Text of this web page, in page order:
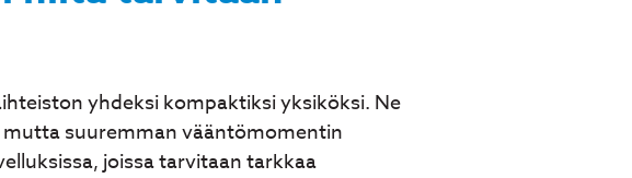
yhdeksi kompaktiksi yksiköksi. Ne
suuremman vääntömomentin
joissa tarvitaan tarkkaa